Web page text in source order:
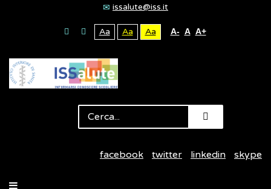
issalute@iss.it
Aa Aa Aa A- A A+
facebook twitter linkedin skype